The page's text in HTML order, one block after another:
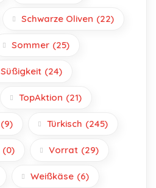
Schwarze Oliven (22)
Sommer (25)
Süßigkeit (24)
TopAktion (21)
(9) Türkisch (245)
(0) Vorrat (29)
Weißkäse (6)